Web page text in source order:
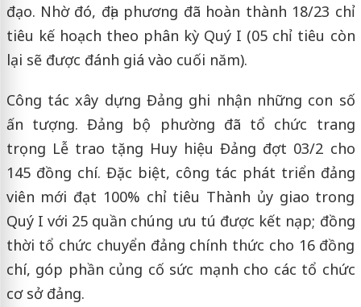
đạo. Nhờ đó, địa phương đã hoàn thành 18/23 chỉ
tiêu kế hoạch theo phân kỳ Quý I (05 chỉ tiêu còn
lại sẽ được đánh giá vào cuối năm).
Công tác xây dựng Đảng ghi nhận những con số
ấn tượng. Đảng bộ phường đã tổ chức trang
trọng Lễ trao tặng Huy hiệu Đảng đợt 03/2 cho
145 đồng chí. Đặc biệt, công tác phát triển đảng
viên mới đạt 100% chỉ tiêu Thành ủy giao trong
Quý I với 25 quần chúng ưu tú được kết nạp; đồng
thời tổ chức chuyển đảng chính thức cho 16 đồng
chí, góp phần củng cố sức mạnh cho các tổ chức
cơ sở đảng.